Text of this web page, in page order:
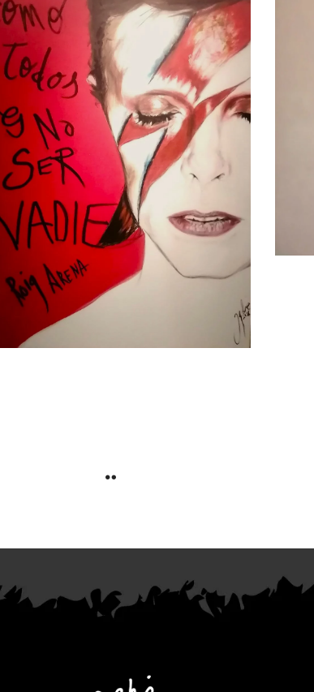
Bowie Roig Arena, por Jesús
Arrúe
Música
Portfolio